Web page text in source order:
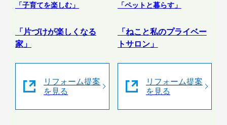
「子育てを楽しむ」
「片づけが楽しくなる
家」
リフォーム提案
を見る
「ペットと暮らす」
「ねこと私のプライベー
トサロン」
リフォーム提案
を見る